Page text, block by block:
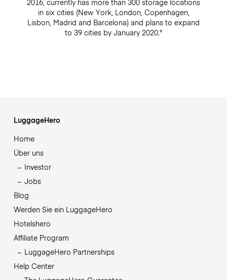
2016, currently has more than 300 storage locations
in six cities (New York, London, Copenhagen,
Lisbon, Madrid and Barcelona) and plans to expand
to 39 cities by January 2020."
LuggageHero
Home
Über uns
Investor
Jobs
Blog
Werden Sie ein LuggageHero
Hotelshero
Affiliate Program
LuggageHero Partnerships
Help Center